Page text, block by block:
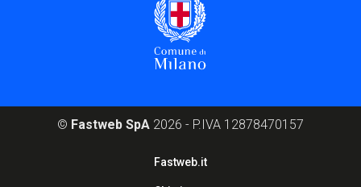
© Fastweb SpA 2026 - P.IVA 12878470157
Fastweb.it